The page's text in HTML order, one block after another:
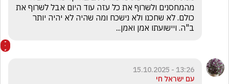
ב"ה. ויישועתו אמן ואמן...
13:26 - 15.10.2025
עם ישראל חי